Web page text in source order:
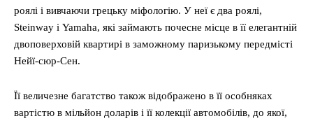
роялі і вивчаючи грецьку міфологію. У неї є два роялі,
Steinway і Yamaha, які займають почесне місце в її елегантній
двоповерховій квартирі в заможному паризькому передмісті
Нейї-сюр-Сен.
Її величезне багатство також відображено в її особняках
вартістю в мільйон доларів і її колекції автомобілів, до якої,